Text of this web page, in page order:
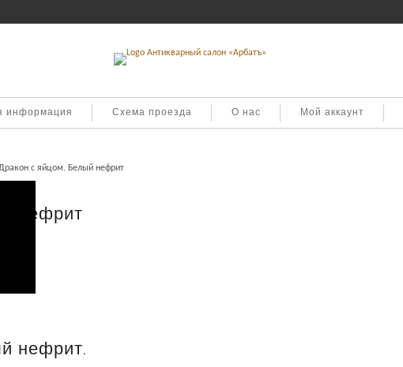
информация Схема проезда О нас Мой аккаунт
с яйцом. Белый нефрит
нефрит
нефрит.